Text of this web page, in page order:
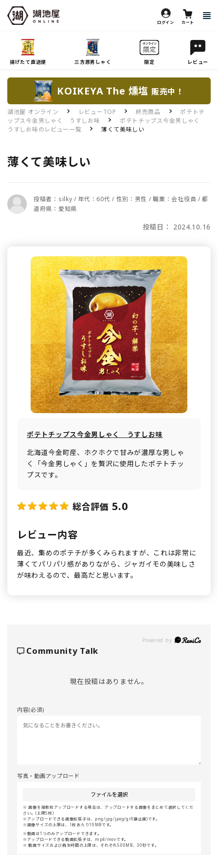
ログイン カート
揚げたて直送便 三方原男しゃく 限定 レビュー
KOIKEYA The 燻塩 販売中！
湖池屋 オンライン レビューTOP 終売商品
ポテトチ
ップス今金男しゃく うすしお味
ポテトチップス今金男しゃく
うすしお味のレビュー一覧
薄くて美味しい
薄くて美味しい
投稿者：silky / 年代：60代 / 性別：男性 / 職業：会社役員 / 都
道府県：愛知県
投稿日： 2024.10.16
ポテトチップス今金男しゃく うすしお味
北海道今金町産、ホクホクで甘みが濃厚な男しゃ
く「今金男しゃく」を贅沢に使用したポテトチッ
プスです。
総合評価 5.0
レビュー内容
最近、集めのポテチが多くみられますが、これは非常に
薄くてパリパリ感がありながら、ジャガイモの美味しさ
が味わえるので、最高だと思います。
Powered by
Community Talk
現在投稿はありません。
内容(必須)
写真・動画アップロード
ファイルを選択
画像を複数枚アップロードする場合は、アップロードする画像をまとめて選択してくだ
さい。(上限5枚)
アップロードできる画像拡張子は、png/jpg/jpeg/gif(静止画)です。
画像サイズの上限は、1枚あたり10MBです。
動画は1つのみアップロードできます。
アップロードできる動画拡張子は、mp4/movです。
動画サイズおよび再生時間の上限は、それぞれ500MB、30秒です。